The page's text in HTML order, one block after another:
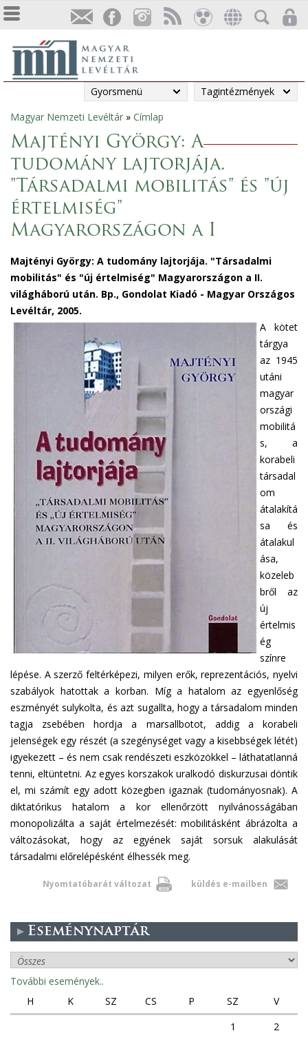
Gyorsmenü Tagintézmények
Jelenlegi
hely
Magyar Nemzeti Levéltár » Címlap
Majtényi György: A
tudomány lajtorjája.
"Társadalmi mobilitás" és "új
értelmiség"
Magyarországon a I
Majtényi György: A tudomány lajtorjája. "Társadalmi
mobilitás" és "új értelmiség" Magyarországon a II.
világháború után. Bp., Gondolat Kiadó - Magyar Országos
Levéltár, 2005.
A kötet
tárgya
az 1945
utáni
magyar
országi
mobilitá
s, a
korabeli
társadal
om
átalakítá
sa és
átalakul
ása,
közeleb
bről az
új
értelmis
ég
színre
lépése. A szerző feltérképezi, milyen erők, reprezentációs, nyelvi
szabályok hatottak a korban. Míg a hatalom az egyenlőség
eszményét sulykolta, és azt sugallta, hogy a társadalom minden
tagja zsebében hordja a marsallbotot, addig a korabeli
jelenségek egy részét (a szegénységet vagy a kisebbségek létét)
igyekezett – és nem csak rendészeti eszközökkel – láthatatlanná
tenni, eltüntetni. Az egyes korszakok uralkodó diskurzusai döntik
el, mi számít egy adott közegben igaznak (tudományosnak). A
diktatórikus hatalom a kor ellenőrzött nyilvánosságában
monopolizálta a saját értelmezését: mobilitásként ábrázolta a
változásokat, hogy az egyének saját sorsuk alakulását
társadalmi előrelépésként élhessék meg.
Nyomtatóbarát változat küldés e-mailben
Eseménynaptár
További események..
H
K SZ CS P SZ
V
1
2